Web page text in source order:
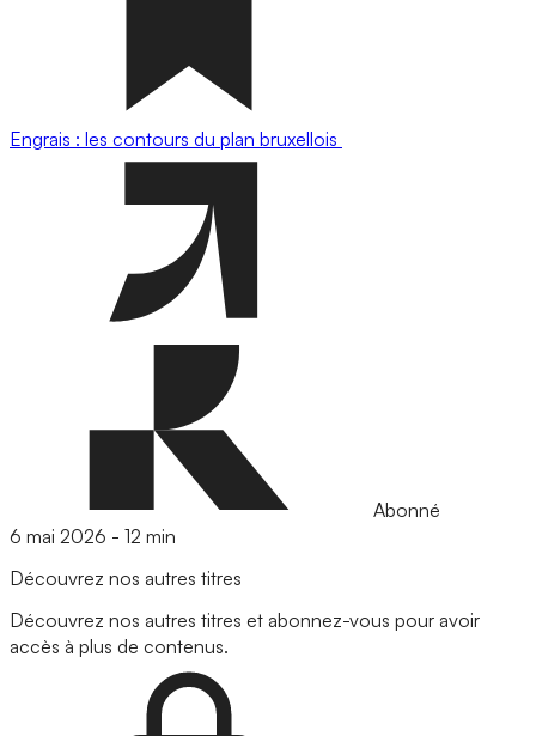
Engrais : les contours du plan bruxellois
Abonné
6 mai 2026 - 12 min
Découvrez nos autres titres
Découvrez nos autres titres et abonnez-vous pour avoir
accès à plus de contenus.